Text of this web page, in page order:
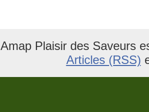
Amap Plaisir des Saveurs
Articles (RSS)